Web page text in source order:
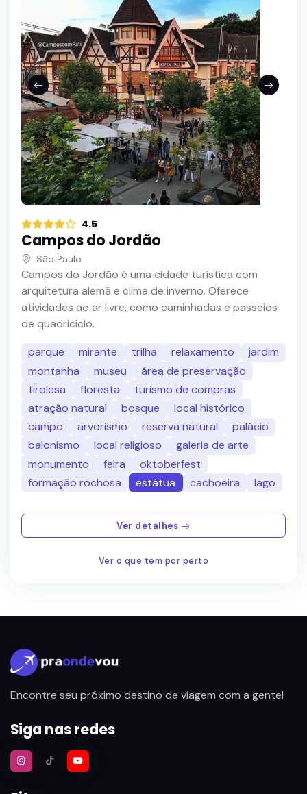
4.5
Campos do Jordão
São Paulo
Campos do Jordão é uma cidade turística com
arquitetura alemã e clima de inverno. Oferece
atividades ao ar livre, como caminhadas e passeios
de quadriciclo.
parque
mirante trilha relaxamento
jardim
montanha
museu
área de preservação
tirolesa
floresta
turismo de compras
atração natural
bosque
local histórico
campo
arvorismo reserva natural
palácio
balonismo
local religioso
galeria de arte
monumento
feira
oktoberfest
formação rochosa
estátua cachoeira lago
Ver detalhes
Ver o que tem por perto
Encontre seu próximo destino de viagem com a gente!
Siga nas redes